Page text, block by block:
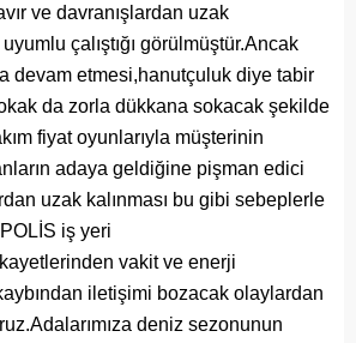
ve davranışlardan uzak
çalıştığı görülmüştür.Ancak
devam etmesi,hanutçuluk diye tabir
da zorla dükkana sokacak şekilde
fiyat oyunlarıyla müşterinin
adaya geldiğine pişman edici
uzak kalınması bu gibi sebeplerle
iş yeri
vakit ve enerji
iletişimi bozacak olaylardan
deniz sezonunun